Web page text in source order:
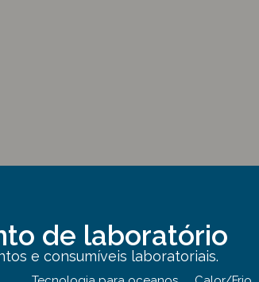
de laboratório
e consumíveis laboratoriais.